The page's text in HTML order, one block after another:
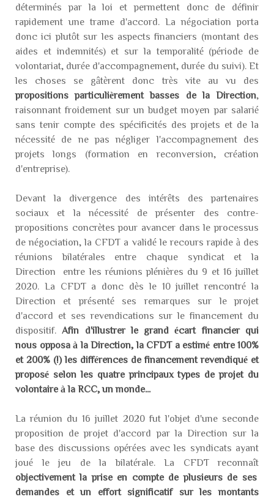
déterminés par la loi et permettent donc de définir
rapidement une trame d'accord. La négociation porta
donc ici plutôt sur les aspects financiers (montant des
aides et indemnités) et sur la temporalité (période de
volontariat, durée d'accompagnement, durée du suivi). Et
les choses se gâtèrent donc très vite au vu des
propositions particulièrement basses de la Direction
raisonnant froidement sur un budget moyen par salarié
sans tenir compte des spécificités des projets et de la
nécessité de ne pas négliger l'accompagnement des
projets longs (formation en reconversion, création
d'entreprise).
Devant la divergence des intérêts des partenaires
sociaux et la nécessité de présenter des contre-
propositions concrètes pour avancer dans le processus
de négociation, la CFDT a validé le recours rapide à des
réunions bilatérales entre chaque syndicat et la
Direction entre les réunions plénières du 9 et 16 juillet
2020. La CFDT a donc dès le 10 juillet rencontré la
Direction et présenté ses remarques sur le projet
d'accord et ses revendications sur le financement du
dispositif. Afin d'illustrer le grand écart financier qui
nous opposa à la Direction, la CFDT a estimé entre 100%
et 200% (!) les différences de financement revendiqué et
proposé selon les quatre principaux types de projet du
volontaire à la RCC, un monde...
La réunion du 16 juillet 2020 fut l'objet d'une seconde
proposition de projet d'accord par la Direction sur la
base des discussions opérées avec les syndicats ayant
joué le jeu de la bilatérale. La CFDT reconnaît
objectivement la prise en compte de plusieurs de ses
demandes et un effort significatif sur les montants